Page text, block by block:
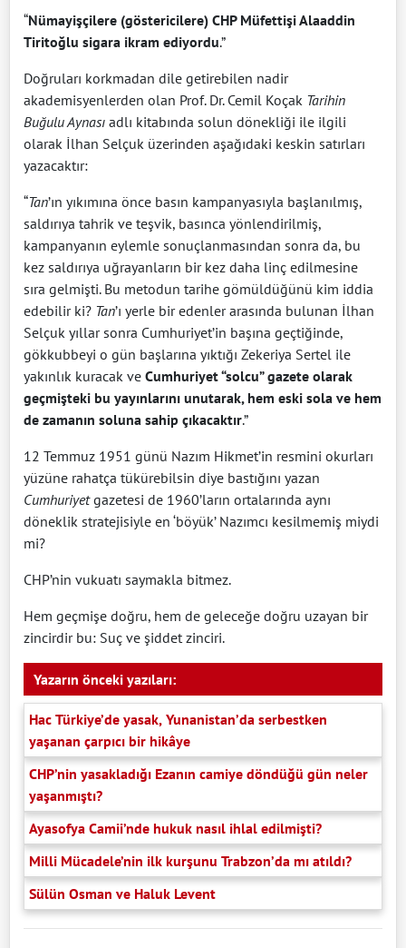
“Nümayişçilere (göstericilere) CHP Müfettişi Alaaddin
Tiritoğlu sigara ikram ediyordu.”
Doğruları korkmadan dile getirebilen nadir
akademisyenlerden olan Prof. Dr. Cemil Koçak Tarihin
Buğulu Aynası adlı kitabında solun dönekliği ile ilgili
olarak İlhan Selçuk üzerinden aşağıdaki keskin satırları
yazacaktır:
“Tan’ın yıkımına önce basın kampanyasıyla başlanılmış,
saldırıya tahrik ve teşvik, basınca yönlendirilmiş,
kampanyanın eylemle sonuçlanmasından sonra da, bu
kez saldırıya uğrayanların bir kez daha linç edilmesine
sıra gelmişti. Bu metodun tarihe gömüldüğünü kim iddia
edebilir ki? Tan’ı yerle bir edenler arasında bulunan İlhan
Selçuk yıllar sonra Cumhuriyet’in başına geçtiğinde,
gökkubbeyi o gün başlarına yıktığı Zekeriya Sertel ile
yakınlık kuracak ve Cumhuriyet “solcu” gazete olarak
geçmişteki bu yayınlarını unutarak, hem eski sola ve hem
de zamanın soluna sahip çıkacaktır.”
12 Temmuz 1951 günü Nazım Hikmet’in resmini okurları
yüzüne rahatça tükürebilsin diye bastığını yazan
Cumhuriyetgazetesi de 1960’ların ortalarında aynı
döneklik stratejisiyle en ‘böyük’ Nazımcı kesilmemiş miydi
mi?
CHP’nin vukuatı saymakla bitmez.
Hem geçmişe doğru, hem de geleceğe doğru uzayan bir
zincirdir bu: Suç ve şiddet zinciri.
Yazarın önceki yazıları:
Hac Türkiye’de yasak, Yunanistan’da serbestken
yaşanan çarpıcı bir hikâye
CHP’nin yasakladığı Ezanın camiye döndüğü gün neler
yaşanmıştı?
Ayasofya Camii’nde hukuk nasıl ihlal edilmişti?
Milli Mücadele’nin ilk kurşunu Trabzon’da mı atıldı?
Sülün Osman ve Haluk Levent